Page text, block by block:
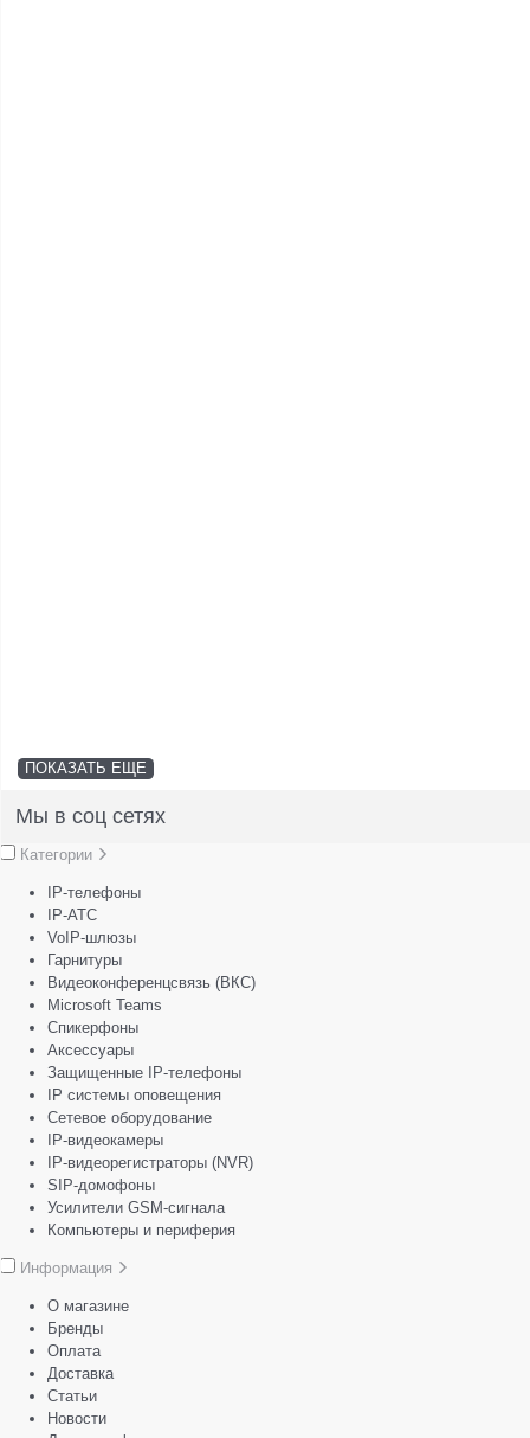
ПОКАЗАТЬ ЕЩЕ
Мы в соц сетях
Категории
IP-телефоны
IP-АТС
VoIP-шлюзы
Гарнитуры
Видеоконференцсвязь (ВКС)
Microsoft Teams
Спикерфоны
Аксессуары
Защищенные IP-телефоны
IP системы оповещения
Сетевое оборудование
IP-видеокамеры
IP-видеорегистраторы (NVR)
SIP-домофоны
Усилители GSM-сигнала
Компьютеры и периферия
Информация
О магазине
Бренды
Оплата
Доставка
Статьи
Новости